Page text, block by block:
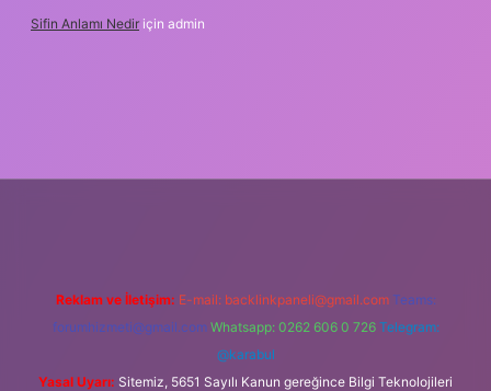
Sifin Anlamı Nedir için admin
Reklam ve İletişim: E-mail: backlinkpaneli@gmail.com Teams:
forumhizmeti@gmail.com Whatsapp: 0262 606 0 726 Telegram:
@karabul
Yasal Uyarı: Sitemiz, 5651 Sayılı Kanun gereğince Bilgi Teknolojileri